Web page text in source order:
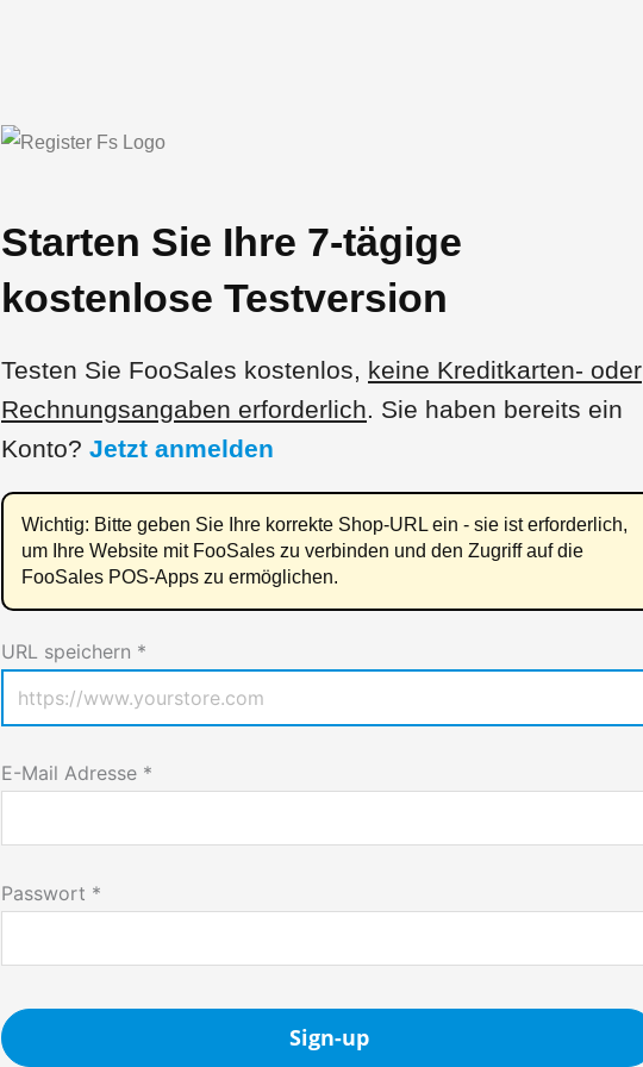
Starten Sie Ihre 7-tägige
kostenlose Testversion
Testen Sie FooSales kostenlos, keine Kreditkarten- oder
Rechnungsangaben erforderlich. Sie haben bereits ein
Konto? Jetzt anmelden
Wichtig: Bitte geben Sie Ihre korrekte Shop-URL ein - sie ist erforderlich,
um Ihre Website mit FooSales zu verbinden und den Zugriff auf die
FooSales POS-Apps zu ermöglichen.
URL speichern *
E-Mail Adresse *
Passwort *